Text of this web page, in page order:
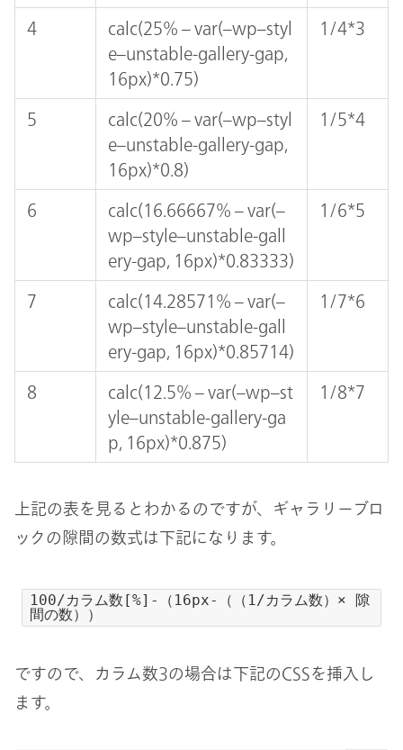
4
calc(25% – var(–wp–styl
e–unstable-gallery-gap,
16px)*0.75)
1/4*3
5
calc(20% – var(–wp–styl
e–unstable-gallery-gap,
16px)*0.8)
1/5*4
6
calc(16.66667% – var(–
wp–style–unstable-gall
ery-gap, 16px)*0.83333)
1/6*5
7
calc(14.28571% – var(–
wp–style–unstable-gall
ery-gap, 16px)*0.85714)
1/7*6
8
calc(12.5% – var(–wp–st
yle–unstable-gallery-ga
p, 16px)*0.875)
1/8*7
上記の表を見るとわかるのですが、ギャラリーブロ
ックの隙間の数式は下記になります。
100/カラム数[%]-（16px-（（1/カラム数）× 隙
間の数））
ですので、カラム数3の場合は下記のCSSを挿入し
ます。